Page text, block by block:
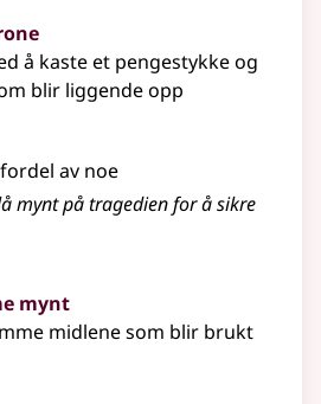
å kaste et pengestykke og
blir liggende opp
av noe
mynt på tragedien for å sikre
mynt
midlene som blir brukt